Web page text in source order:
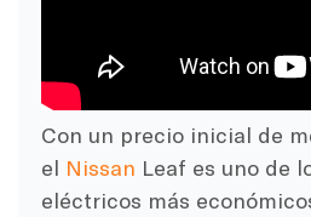
Con un precio inicial de
el Nissan Leaf es uno de
eléctricos más